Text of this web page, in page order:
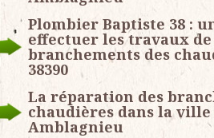
Plombier Baptiste 38 :
effectuer les travaux
branchements des
38390
La réparation des
chaudières dans la ville
Amblagnieu